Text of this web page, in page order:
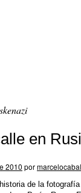
en
2010 por
de la